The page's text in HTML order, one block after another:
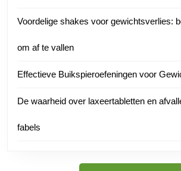
Voordelige shakes voor gewichtsverlies:
om af te vallen
Effectieve Buikspieroefeningen voor
De waarheid over laxeertabletten en
fabels